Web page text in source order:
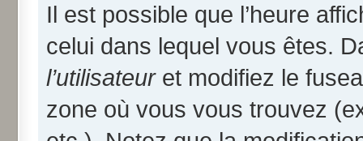
Il est possible que l’heure
celui dans lequel vous êtes.
l’utilisateuret modifiez le
zone où vous vous trouvez